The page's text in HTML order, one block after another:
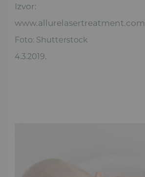
Izvor:
www.allurelasertreatment.com
Foto: Shutterstock
4.3.2019.